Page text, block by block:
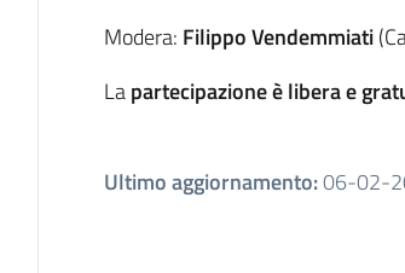
Modera: Filippo Vendemmiati
Lapartecipazione è libera e
Ultimo aggiornamento:06-02-